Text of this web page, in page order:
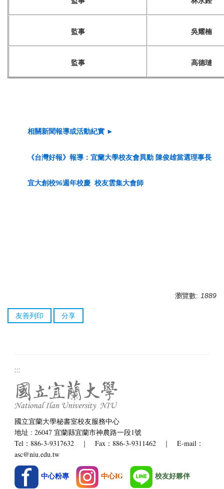
監事 吳耀楠
監事 高德璉
相關新聞報導或活動紀實 ►
《台灣好報》報導：宜蘭大學校友會異動 陳俊雄當選理事長
宜大創校96週年校慶 校友雲集大會師
瀏覽數: 1889
友善列印 分享
:::
國立宜蘭大學秘書室校友服務中心
地址 : 26047 宜蘭縣宜蘭市神農路一段1號
Tel：886-3-9317632 ｜ Fax：886-3-9311462 ｜ E-mail：
asc@niu.edu.tw
中心粉專 中心IG 校友好夥伴